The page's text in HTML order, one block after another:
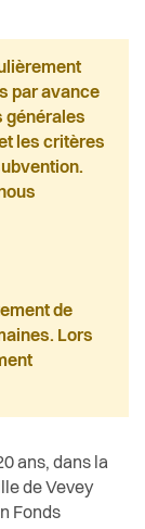
par avance
générales
les critères
de
Lors
ans, dans la
de Vevey
Fonds